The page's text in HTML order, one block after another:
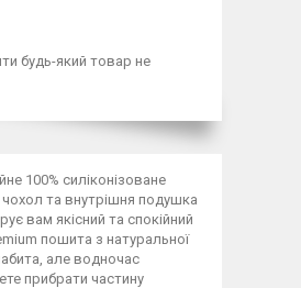
будь-який товар не
100% силіконізоване
та внутрішня подушка
вам якісний та спокійний
пошита з натуральної
але водночас
прибрати частину